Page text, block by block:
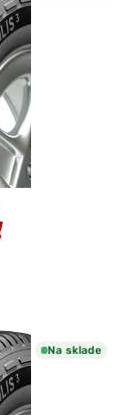
Na sklade